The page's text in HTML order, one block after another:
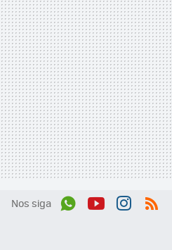
Nos siga